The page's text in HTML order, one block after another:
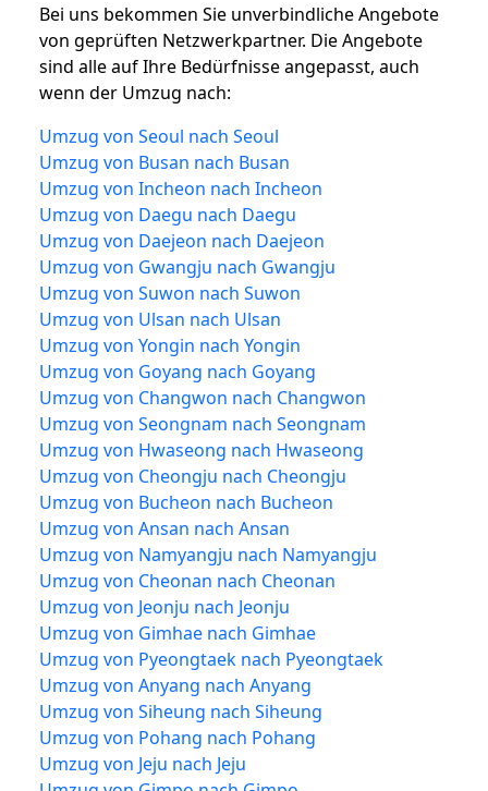
Bei uns bekommen Sie unverbindliche Angebote
von geprüften Netzwerkpartner. Die Angebote
sind alle auf Ihre Bedürfnisse angepasst, auch
wenn der Umzug nach:
Umzug von Seoul nach Seoul
Umzug von Busan nach Busan
Umzug von Incheon nach Incheon
Umzug von Daegu nach Daegu
Umzug von Daejeon nach Daejeon
Umzug von Gwangju nach Gwangju
Umzug von Suwon nach Suwon
Umzug von Ulsan nach Ulsan
Umzug von Yongin nach Yongin
Umzug von Goyang nach Goyang
Umzug von Changwon nach Changwon
Umzug von Seongnam nach Seongnam
Umzug von Hwaseong nach Hwaseong
Umzug von Cheongju nach Cheongju
Umzug von Bucheon nach Bucheon
Umzug von Ansan nach Ansan
Umzug von Namyangju nach Namyangju
Umzug von Cheonan nach Cheonan
Umzug von Jeonju nach Jeonju
Umzug von Gimhae nach Gimhae
Umzug von Pyeongtaek nach Pyeongtaek
Umzug von Anyang nach Anyang
Umzug von Siheung nach Siheung
Umzug von Pohang nach Pohang
Umzug von Jeju nach Jeju